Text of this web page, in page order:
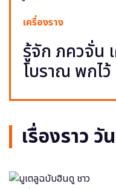
เครื่องราง
รู้จัก ภควจั่น
โบราณ พกไ
เรื่องราว วั